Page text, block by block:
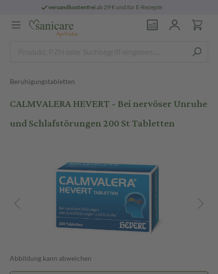
persönliche
Beruhigungstabletten
CALMVALERA HEVERT - Bei nervöser Unruhe
und Schlafstörungen 200 St Tabletten
Abbildung kann abweichen